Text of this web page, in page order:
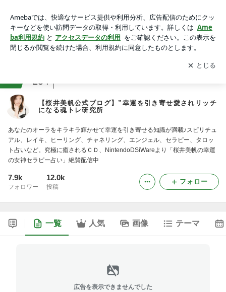
魂トレ研究所アプリをダウンロードして ブログの更新通知
を受け取りまし
ょう。
開く
254
【桜井美帆公式ブログ】”幸運を引き寄せ愛されリッチ
になる魂トレ研究所
あなたのオーラをキラキラ輝かせて幸運を引き寄せる知識が満載♪スピリチュ
アル、レイキ、ヒーリング、チャネリング、エンジェル、セラピー、タロッ
ト占いなど。究極に癒されるＣＤ、NintendoDSiWareより「桜井美帆の幸運
の女神セラピー占い」絶賛配信中
7.9k
フォロワー
12.0k
投稿
フォロー
一覧 人気 画像 テーマ
広告を表示できませんでした